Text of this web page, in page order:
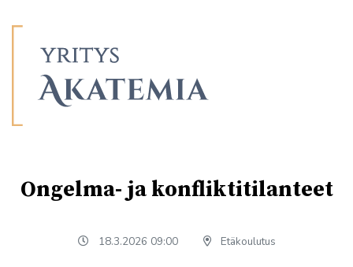
Ongelma- ja konfliktitilanteet
18.3.2026 09:00 Etäkoulutus